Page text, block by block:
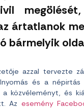
ártatlanok
bármelyik
azzal tervezte
és a népirtás
közvéleményt, és
Az esemény